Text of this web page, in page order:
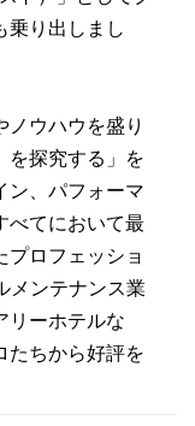
乗り出しまし
ノウハウを盛り
を探究する」を
ン、パフォーマ
べてにおいて最
プロフェッショ
メンテナンス業
リーホテルな
たちから好評を